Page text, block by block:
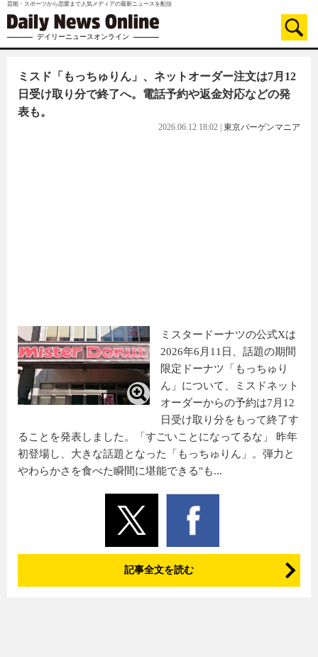
芸能・スポーツから恋愛まで人気メディアの最新ニュースを配信
デイリーニュースオンライン
ミスド「もっちゅりん」、ネットオーダー注文は7月12
日受け取り分で終了へ。電話予約や返金対応などの発
表も。
2026.06.12 18:02 東京バーゲンマニア
ミスタードーナツの公式Xは
2026年6月11日、話題の期間
限定ドーナツ「もっちゅり
ん」について、ミスドネット
オーダーからの予約は7月12
日受け取り分をもって終了す
ることを発表しました。「すごいことになってるな」 昨年
初登場し、大きな話題となった「もっちゅりん」。弾力と
やわらかさを食べた瞬間に堪能できる"も...
記事全文を読む